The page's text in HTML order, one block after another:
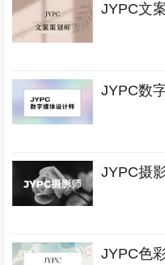
JYPC文
JYPC数
JYPC摄
JYPC色